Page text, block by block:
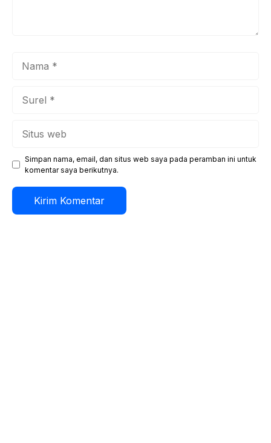
Simpan nama, email, dan situs web saya pada peramban ini untuk
komentar saya berikutnya.